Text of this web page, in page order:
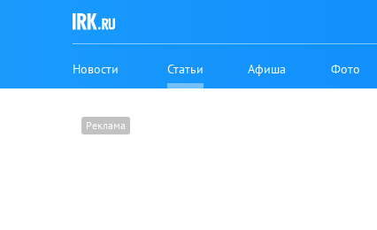
Новости Статьи Афиша Фото